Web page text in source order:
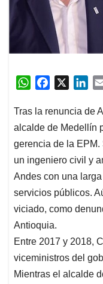
W
a
t
s
p
p
c
e
b
o
k
n
k
e
I
n
Tras la renuncia de
alcalde de Medellín
gerencia de la EPM.
un ingeniero civil y
Andes con una
servicios públicos.
viciado, como
Antioquia.
Entre 2017 y 2018,
viceministros del
Mientras el alcalde